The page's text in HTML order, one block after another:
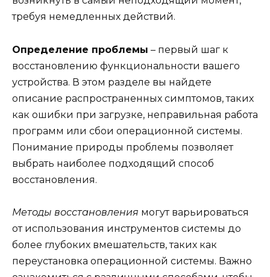
требуя немедленных действий.
Определение проблемы – первый шаг к
восстановлению функциональности вашего
устройства. В этом разделе вы найдете
описание распространенных симптомов, таких
как ошибки при загрузке, неправильная работа
программ или сбои операционной системы.
Понимание природы проблемы позволяет
выбрать наиболее подходящий способ
восстановления.
Методы восстановления могут варьироваться
от использования инструментов системы до
более глубоких вмешательств, таких как
переустановка операционной системы. Важно